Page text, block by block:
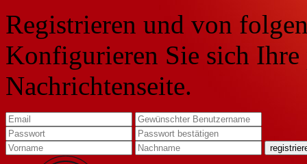
Registrieren und von
Konfigurieren Sie sich
Nachrichtenseite.